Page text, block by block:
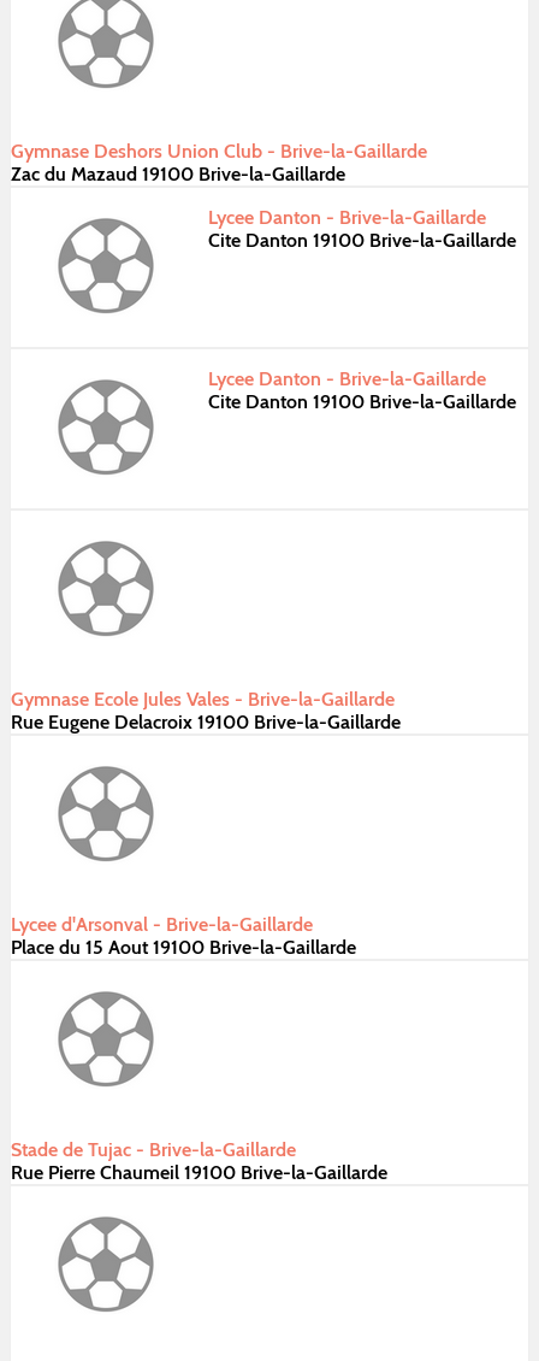
Gymnase Deshors Union Club - Brive-la-Gaillarde
Zac du Mazaud 19100 Brive-la-Gaillarde
Lycee Danton - Brive-la-Gaillarde
Cite Danton 19100 Brive-la-Gaillarde
Lycee Danton - Brive-la-Gaillarde
Cite Danton 19100 Brive-la-Gaillarde
Gymnase Ecole Jules Vales - Brive-la-Gaillarde
Rue Eugene Delacroix 19100 Brive-la-Gaillarde
Lycee d'Arsonval - Brive-la-Gaillarde
Place du 15 Aout 19100 Brive-la-Gaillarde
Stade de Tujac - Brive-la-Gaillarde
Rue Pierre Chaumeil 19100 Brive-la-Gaillarde